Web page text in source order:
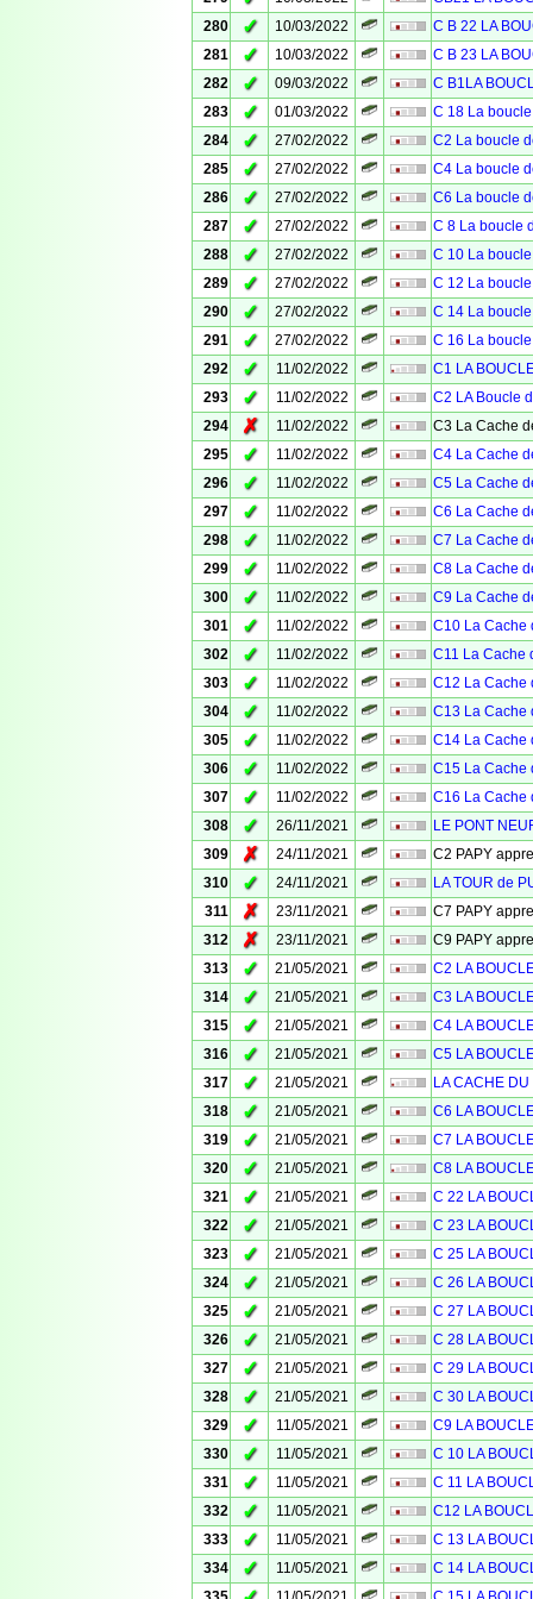
280
✓ 10/03/2022
C B 22 LA
281
✓ 10/03/2022
C B 23 LA
282
✓ 09/03/2022
C B1LA
283
✓ 01/03/2022
C 18 La
284
✓ 27/02/2022
C2 La boucle
285
✓ 27/02/2022
C4 La boucle
286
✓ 27/02/2022
C6 La boucle
287
✓ 27/02/2022
C 8 La boucle
288
✓ 27/02/2022
C 10 La
289
✓ 27/02/2022
C 12 La
290
✓ 27/02/2022
C 14 La
291
✓ 27/02/2022
C 16 La
292
✓ 11/02/2022
C1 LA
293
✓ 11/02/2022
C2 LA Boucle
294
✗ 11/02/2022
C3 La Cache
295
✓ 11/02/2022
C4 La Cache
296
✓ 11/02/2022
C5 La Cache
297
✓ 11/02/2022
C6 La Cache
298
✓ 11/02/2022
C7 La Cache
299
✓ 11/02/2022
C8 La Cache
300
✓ 11/02/2022
C9 La Cache
301
✓ 11/02/2022
C10 La Cache
302
✓ 11/02/2022
C11 La Cache
303
✓ 11/02/2022
C12 La Cache
304
✓ 11/02/2022
C13 La Cache
305
✓ 11/02/2022
C14 La Cache
306
✓ 11/02/2022
C15 La Cache
307
✓ 11/02/2022
C16 La Cache
308
✓ 26/11/2021
LE PONT
309
✗ 24/11/2021
C2 PAPY
310
✓ 24/11/2021
LA TOUR de
311
✗ 23/11/2021
C7 PAPY
312
✗ 23/11/2021
C9 PAPY
313
✓ 21/05/2021
C2 LA
314
✓ 21/05/2021
C3 LA
315
✓ 21/05/2021
C4 LA
316
✓ 21/05/2021
C5 LA
317
✓ 21/05/2021
LA CACHE
318
✓ 21/05/2021
C6 LA
319
✓ 21/05/2021
C7 LA
320
✓ 21/05/2021
C8 LA
321
✓ 21/05/2021
C 22 LA
322
✓ 21/05/2021
C 23 LA
323
✓ 21/05/2021
C 25 LA
324
✓ 21/05/2021
C 26 LA
325
✓ 21/05/2021
C 27 LA
326
✓ 21/05/2021
C 28 LA
327
✓ 21/05/2021
C 29 LA
328
✓ 21/05/2021
C 30 LA
329
✓ 11/05/2021
C9 LA
330
✓ 11/05/2021
C 10 LA
331
✓ 11/05/2021
C 11 LA
332
✓ 11/05/2021
C12 LA
333
✓ 11/05/2021
C 13 LA
334
✓ 11/05/2021
C 14 LA